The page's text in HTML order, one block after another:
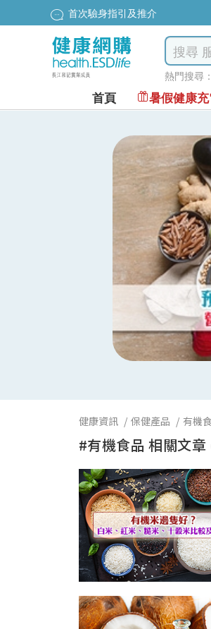
首次驗身指引及推介
熱門搜尋：
首頁 暑假健康
健康資訊 保健產品 有機
#有機食品 相關文章